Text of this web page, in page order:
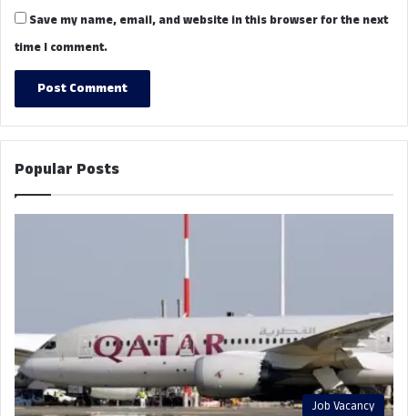
Save my name, email, and website in this browser for the next
time I comment.
Popular Posts
Job Vacancy